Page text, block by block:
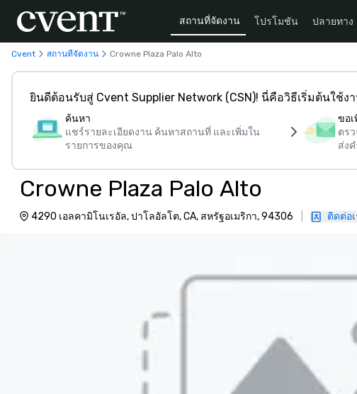
สถานที่จัดงาน โปรโมชัน ปลายทาง
Cvent สถานที่จัดงาน Crowne Plaza Palo Alto
ยินดีต้อนรับสู่ Cvent Supplier Network (CSN)! นี่คือวิธีเริ่มต้นใช้ง
ค้นหา
แชร์รายละเอียดงาน ค้นหาสถานที่ และเพิ่มใน
รายการของคุณ
ขอเ
ตร
ส่ง
Crowne Plaza Palo Alto
4290 เอลคามิโนเรอัล, ปาโลอัลโต, CA, สหรัฐอเมริกา, 94306 ติดต่อ